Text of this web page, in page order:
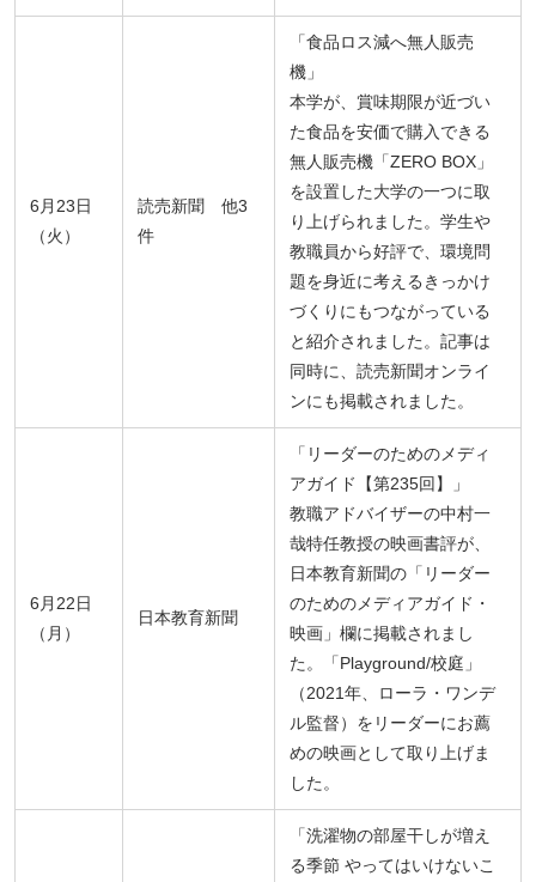
6月23日
（火）
読売新聞 他3
件
「食品ロス減へ無人販売
機」
本学が、賞味期限が近づい
た食品を安価で購入できる
無人販売機「ZERO BOX」
を設置した大学の一つに取
り上げられました。学生や
教職員から好評で、環境問
題を身近に考えるきっかけ
づくりにもつながっている
と紹介されました。記事は
同時に、読売新聞オンライ
ンにも掲載されました。
6月22日
（月）
日本教育新聞
「リーダーのためのメディ
アガイド【第235回】」
教職アドバイザーの中村一
哉特任教授の映画書評が、
日本教育新聞の「リーダー
のためのメディアガイド・
映画」欄に掲載されまし
た。「Playground/校庭」
（2021年、ローラ・ワンデ
ル監督）をリーダーにお薦
めの映画として取り上げま
した。
「洗濯物の部屋干しが増え
る季節 やってはいけないこ